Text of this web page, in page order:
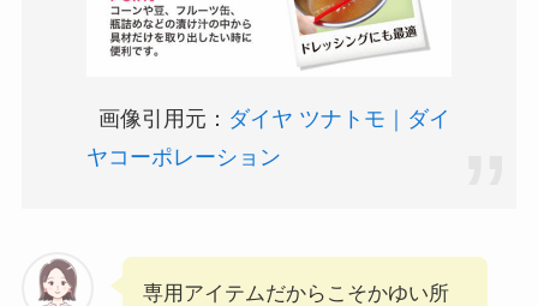
画像引用元： ダイヤ ツナトモ｜ダイ
ヤコーポレーション
専用アイテムだからこそかゆい所